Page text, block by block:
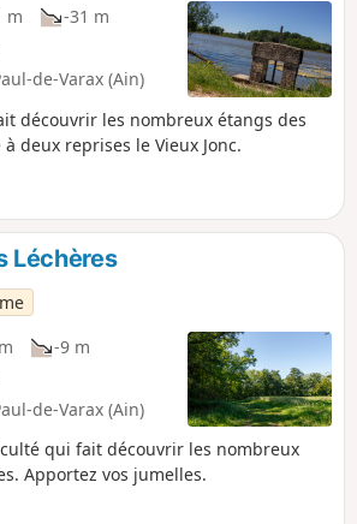
m
-31 m
de-Varax (Ain)
découvrir les nombreux étangs des
deux reprises le Vieux Jonc.
Léchères
-9 m
de-Varax (Ain)
qui fait découvrir les nombreux
Apportez vos jumelles.